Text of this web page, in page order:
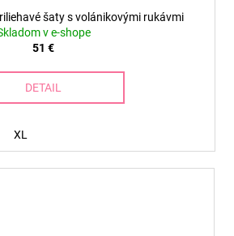
šaty s volánikovými rukávmi
v e-shope
51 €
DETAIL
XL